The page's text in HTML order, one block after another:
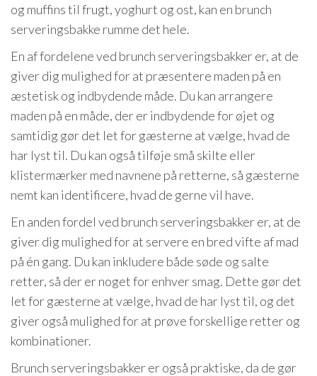
og muffins til frugt, yoghurt og ost, kan en brunch
serveringsbakke rumme det hele.
En af fordelene ved brunch serveringsbakker er, at de
giver dig mulighed for at præsentere maden på en
æstetisk og indbydende måde. Du kan arrangere
maden på en måde, der er indbydende for øjet og
samtidig gør det let for gæsterne at vælge, hvad de
har lyst til. Du kan også tilføje små skilte eller
klistermærker med navnene på retterne, så gæsterne
nemt kan identificere, hvad de gerne vil have.
En anden fordel ved brunch serveringsbakker er, at de
giver dig mulighed for at servere en bred vifte af mad
på én gang. Du kan inkludere både søde og salte
retter, så der er noget for enhver smag. Dette gør det
let for gæsterne at vælge, hvad de har lyst til, og det
giver også mulighed for at prøve forskellige retter og
kombinationer.
Brunch serveringsbakker er også praktiske, da de gør